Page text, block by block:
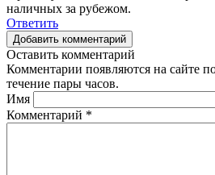
наличных за рубежом.
Ответить
Добавить комментарий
Оставить комментарий
Комментарии появляются на сайте
течение пары часов.
Имя
Комментарий *